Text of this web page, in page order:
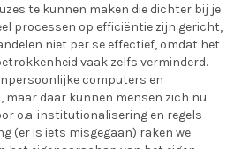
te kunnen maken die dichter bij je
processen op efficiëntie zijn gericht,
niet per se effectief, omdat het
vaak zelfs verminderd.
computers en
daar kunnen mensen zich nu
o.a. institutionalisering en regels
(er is iets misgegaan) raken we